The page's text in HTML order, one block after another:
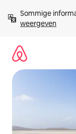
direct
naar
Sommige
weergeven